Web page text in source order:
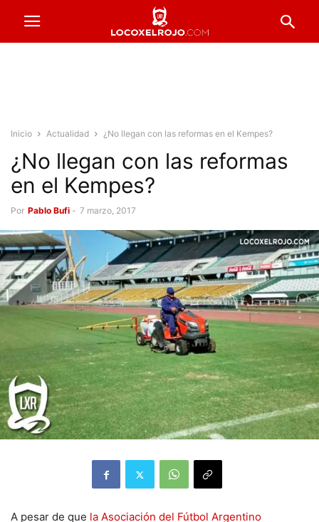
Inicio Actualidad ¿No llegan con las reformas en el Kempes?
¿No llegan con las reformas
en el Kempes?
Por Pablo Bufi - 7 marzo, 2017
A pesar de que la Asociación del Fútbol Argentino